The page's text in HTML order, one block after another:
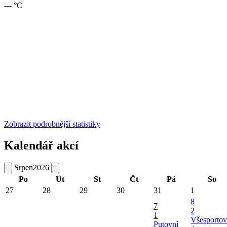
--- °C
Zobrazit podrobnější statistiky
Kalendář akcí
Srpen2026
Po
Út St Čt Pá
So
27
28 29 30 31 1
7
1
Putovní
8
2